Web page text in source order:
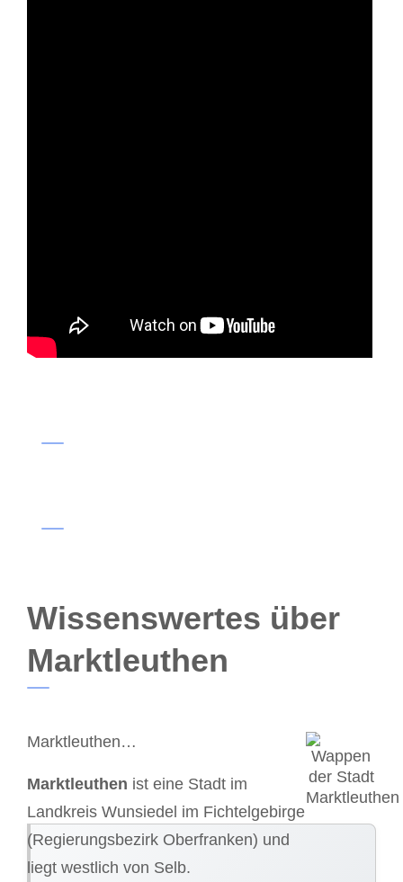
Wissenswertes über
Marktleuthen
Marktleuthen…
Marktleuthen ist eine Stadt im
Landkreis Wunsiedel im Fichtelgebirge
(Regierungsbezirk Oberfranken) und
liegt westlich von Selb.